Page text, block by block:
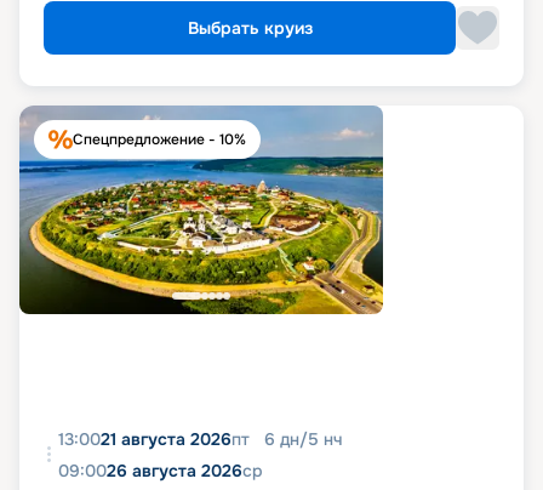
Выбрать круиз
Спецпредложение - 10%
13:0021 августа 2026пт 6 дн/5 нч
09:0026 августа 2026ср